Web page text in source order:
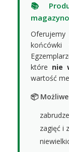
📚
Oferujemy
które nie
wartość
📦
zagięć i